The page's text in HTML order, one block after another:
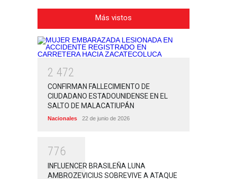
Más vistos
2 472
CONFIRMAN FALLECIMIENTO DE
CIUDADANO ESTADOUNIDENSE EN EL
SALTO DE MALACATIUPÁN
Nacionales 22 de junio de 2026
776
INFLUENCER BRASILEÑA LUNA
AMBROZEVICIUS SOBREVIVE A ATAQUE